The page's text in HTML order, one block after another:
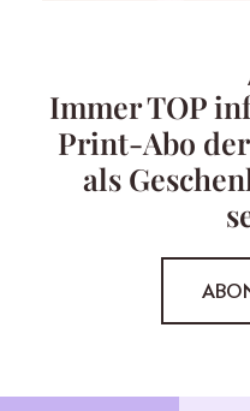
Immer TOP
Print-Abo
als